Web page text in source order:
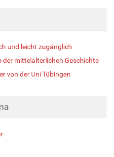
und leicht zugänglich
mittelalterlichen Geschichte
von der Uni Tübingen